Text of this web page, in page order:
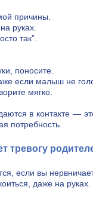
причины.
руках.
так”.
поносите.
если малыш не
мягко.
в контакте —
потребность.
тревогу
если вы
даже на руках.